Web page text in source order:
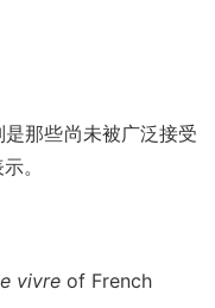
那些尚未被广泛接受
。
vivre of French